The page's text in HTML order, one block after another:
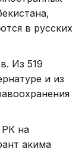
в русских
Из 519
и из
РК на
акима